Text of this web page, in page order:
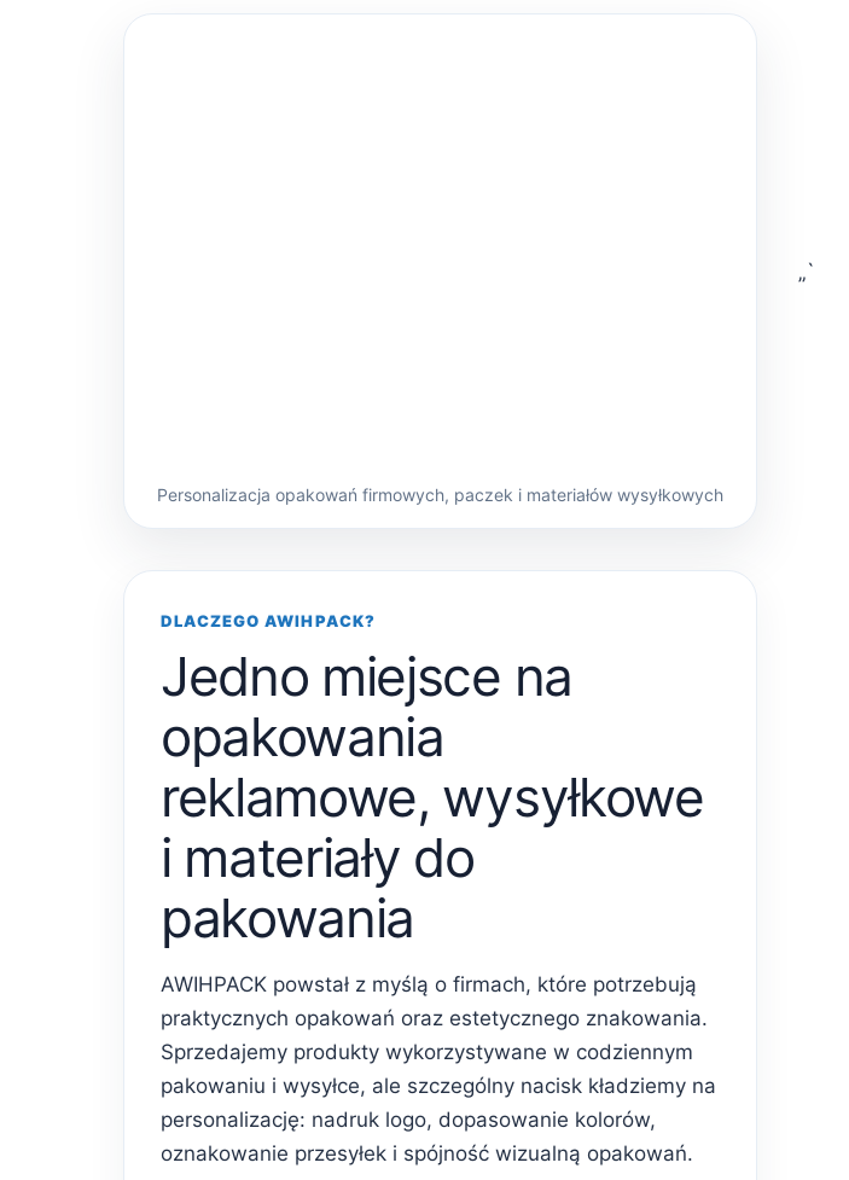
Personalizacja opakowań firmowych, paczek i materiałów wysyłkowych
„`
DLACZEGO AWIHPACK?
Jedno miejsce na
opakowania
reklamowe, wysyłkowe
i materiały do
pakowania
AWIHPACK powstał z myślą o firmach, które potrzebują
praktycznych opakowań oraz estetycznego znakowania.
Sprzedajemy produkty wykorzystywane w codziennym
pakowaniu i wysyłce, ale szczególny nacisk kładziemy na
personalizację: nadruk logo, dopasowanie kolorów,
oznakowanie przesyłek i spójność wizualną opakowań.